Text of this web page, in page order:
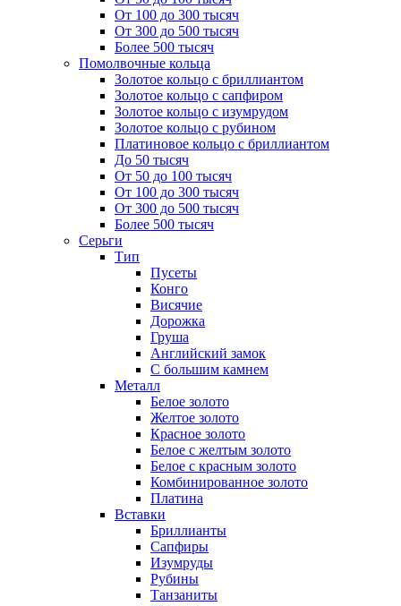
От 100 до 300 тысяч
От 300 до 500 тысяч
Более 500 тысяч
Помолвочные кольца
Золотое кольцо с бриллиантом
Золотое кольцо с сапфиром
Золотое кольцо с изумрудом
Золотое кольцо с рубином
Платиновое кольцо с бриллиантом
До 50 тысяч
От 50 до 100 тысяч
От 100 до 300 тысяч
От 300 до 500 тысяч
Более 500 тысяч
Серьги
Тип
Пусеты
Конго
Висячие
Дорожка
Груша
Английский замок
С большим камнем
Металл
Белое золото
Желтое золото
Красное золото
Белое с желтым золото
Белое с красным золото
Комбинированное золото
Платина
Вставки
Бриллианты
Сапфиры
Изумруды
Рубины
Танзаниты